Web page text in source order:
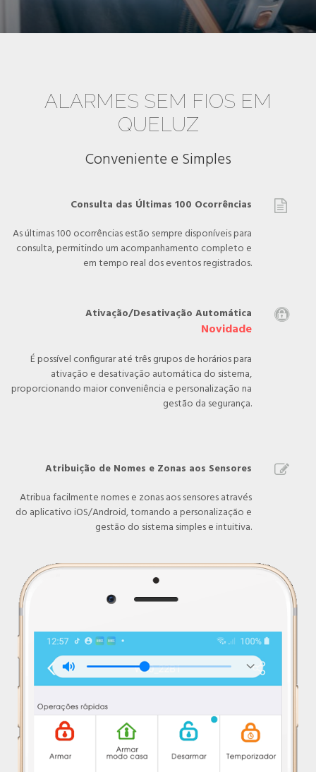
ALARMES SEM FIOS EM
QUELUZ
Conveniente e Simples
Consulta das Últimas 100 Ocorrências
As últimas 100 ocorrências estão sempre disponíveis para
consulta, permitindo um acompanhamento completo e
em tempo real dos eventos registrados.

Ativação/Desativação Automática
Novidade
É possível configurar até três grupos de horários para
ativação e desativação automática do sistema,
proporcionando maior conveniência e personalização na
gestão da segurança.

Atribuição de Nomes e Zonas aos Sensores
Atribua facilmente nomes e zonas aos sensores através
do aplicativo iOS/Android, tornando a personalização e
gestão do sistema simples e intuitiva.
